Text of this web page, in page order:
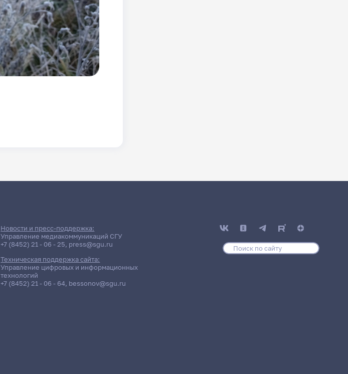
Новости и пресс-поддержка:
Управление медиакоммуникаций СГУ
+7 (8452) 21 - 06 - 25, press@sgu.ru
Техническая поддержка сайта:
Управление цифровых и информационных
технологий
+7 (8452) 21 - 06 - 64, bessonov@sgu.ru